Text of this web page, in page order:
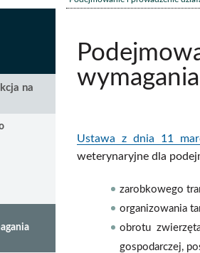
Ustawa z dnia 11
weterynaryjne dla
zarobkowego
organizowania
obrotu
gospodarczej,
na